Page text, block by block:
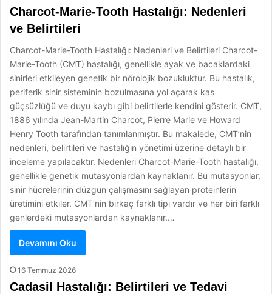
Charcot-Marie-Tooth Hastalığı: Nedenleri
ve Belirtileri
Charcot-Marie-Tooth Hastalığı: Nedenleri ve Belirtileri Charcot-
Marie-Tooth (CMT) hastalığı, genellikle ayak ve bacaklardaki
sinirleri etkileyen genetik bir nörolojik bozukluktur. Bu hastalık,
periferik sinir sisteminin bozulmasına yol açarak kas
güçsüzlüğü ve duyu kaybı gibi belirtilerle kendini gösterir. CMT,
1886 yılında Jean-Martin Charcot, Pierre Marie ve Howard
Henry Tooth tarafından tanımlanmıştır. Bu makalede, CMT’nin
nedenleri, belirtileri ve hastalığın yönetimi üzerine detaylı bir
inceleme yapılacaktır. Nedenleri Charcot-Marie-Tooth hastalığı,
genellikle genetik mutasyonlardan kaynaklanır. Bu mutasyonlar,
sinir hücrelerinin düzgün çalışmasını sağlayan proteinlerin
üretimini etkiler. CMT’nin birkaç farklı tipi vardır ve her biri farklı
genlerdeki mutasyonlardan kaynaklanır.…
Devamını Oku
16 Temmuz 2026
Cadasil Hastalığı: Belirtileri ve Tedavi